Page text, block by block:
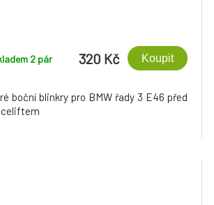
2 pár 320 Kč Koupit
boční blinkry pro BMW řady 3 E46 před